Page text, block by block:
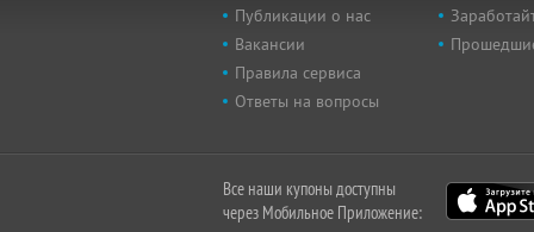
Публикации о нас
Вакансии
Правила сервиса
Ответы на вопросы
Все наши купоны доступны
через Мобильное Приложение: